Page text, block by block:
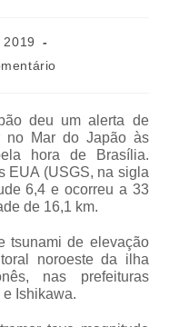
deu um alerta de
no Mar do Japão às
hora de Brasília.
EUA (USGS, na sigla
6,4 e ocorreu a 33
de 16,1 km.
tsunami de elevação
noroeste da ilha
nas prefeituras
Ishikawa.